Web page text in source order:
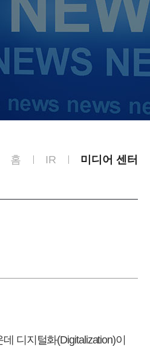
홈 IR 미디어 센터
디지털화(Digitalization)이